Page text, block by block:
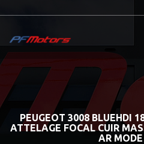
PEUGEOT 3008 BLUEHDI
ATTELAGE FOCAL CUIR
AR